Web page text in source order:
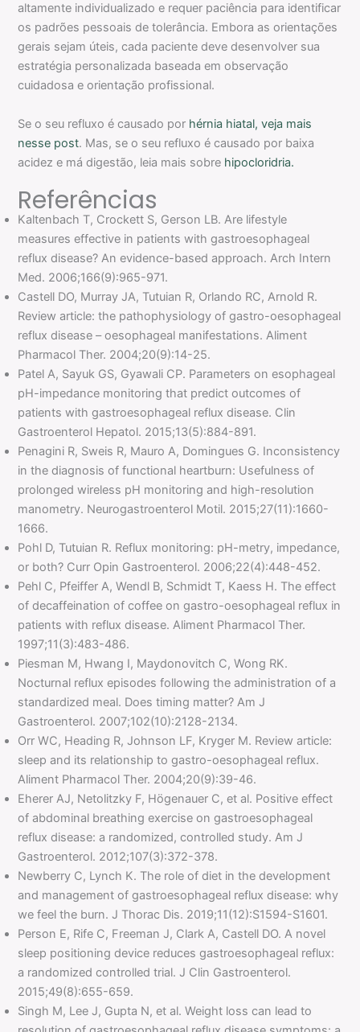
altamente individualizado e requer paciência para identificar
os padrões pessoais de tolerância. Embora as orientações
gerais sejam úteis, cada paciente deve desenvolver sua
estratégia personalizada baseada em observação
cuidadosa e orientação profissional.
Se o seu refluxo é causado por hérnia hiatal, veja mais
nesse post. Mas, se o seu refluxo é causado por baixa
acidez e má digestão, leia mais sobre hipocloridria.
Referências
Kaltenbach T, Crockett S, Gerson LB. Are lifestyle
measures effective in patients with gastroesophageal
reflux disease? An evidence-based approach. Arch Intern
Med. 2006;166(9):965-971.
Castell DO, Murray JA, Tutuian R, Orlando RC, Arnold R.
Review article: the pathophysiology of gastro-oesophageal
reflux disease – oesophageal manifestations. Aliment
Pharmacol Ther. 2004;20(9):14-25.
Patel A, Sayuk GS, Gyawali CP. Parameters on esophageal
pH-impedance monitoring that predict outcomes of
patients with gastroesophageal reflux disease. Clin
Gastroenterol Hepatol. 2015;13(5):884-891.
Penagini R, Sweis R, Mauro A, Domingues G. Inconsistency
in the diagnosis of functional heartburn: Usefulness of
prolonged wireless pH monitoring and high-resolution
manometry. Neurogastroenterol Motil. 2015;27(11):1660-
1666.
Pohl D, Tutuian R. Reflux monitoring: pH-metry, impedance,
or both? Curr Opin Gastroenterol. 2006;22(4):448-452.
Pehl C, Pfeiffer A, Wendl B, Schmidt T, Kaess H. The effect
of decaffeination of coffee on gastro-oesophageal reflux in
patients with reflux disease. Aliment Pharmacol Ther.
1997;11(3):483-486.
Piesman M, Hwang I, Maydonovitch C, Wong RK.
Nocturnal reflux episodes following the administration of a
standardized meal. Does timing matter? Am J
Gastroenterol. 2007;102(10):2128-2134.
Orr WC, Heading R, Johnson LF, Kryger M. Review article:
sleep and its relationship to gastro-oesophageal reflux.
Aliment Pharmacol Ther. 2004;20(9):39-46.
Eherer AJ, Netolitzky F, Högenauer C, et al. Positive effect
of abdominal breathing exercise on gastroesophageal
reflux disease: a randomized, controlled study. Am J
Gastroenterol. 2012;107(3):372-378.
Newberry C, Lynch K. The role of diet in the development
and management of gastroesophageal reflux disease: why
we feel the burn. J Thorac Dis. 2019;11(12):S1594-S1601.
Person E, Rife C, Freeman J, Clark A, Castell DO. A novel
sleep positioning device reduces gastroesophageal reflux:
a randomized controlled trial. J Clin Gastroenterol.
2015;49(8):655-659.
Singh M, Lee J, Gupta N, et al. Weight loss can lead to